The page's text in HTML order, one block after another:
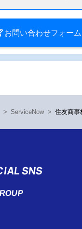
> ServiceNow > 住友商事
お問い合わせフォーム
SNS